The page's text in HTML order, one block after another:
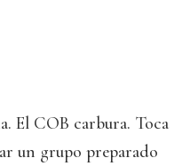
El COB carbura. Toca
un grupo preparado